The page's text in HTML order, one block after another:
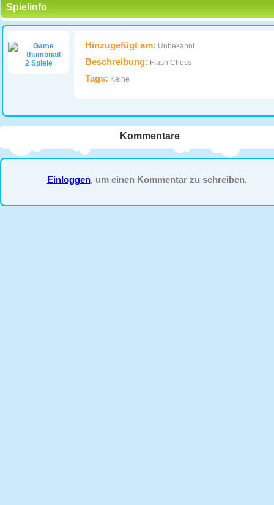
Spielinfo
2 Spiele
Hinzugefügt am: Unbekannt
Beschreibung: Flash Chess
Tags: Keine
Kommentare
Einloggen, um einen Kommentar zu schreiben.